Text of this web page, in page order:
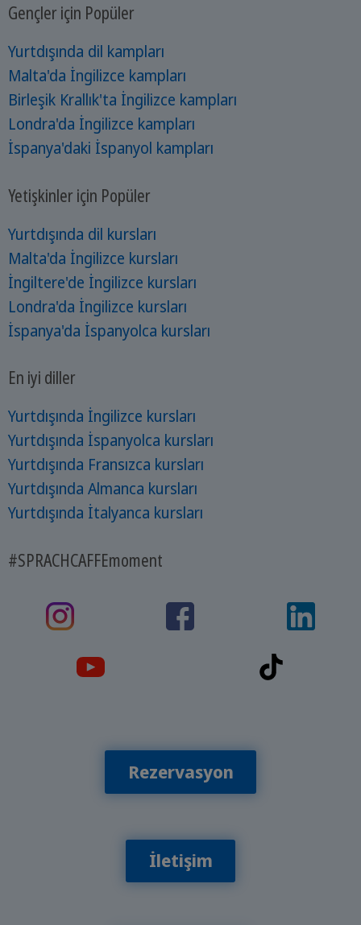
Gençler için Popüler
Yurtdışında dil kampları
Malta'da İngilizce kampları
Birleşik Krallık'ta İngilizce kampları
Londra'da İngilizce kampları
İspanya'daki İspanyol kampları
Yetişkinler için Popüler
Yurtdışında dil kursları
Malta'da İngilizce kursları
İngiltere'de İngilizce kursları
Londra'da İngilizce kursları
İspanya'da İspanyolca kursları
En iyi diller
Yurtdışında İngilizce kursları
Yurtdışında İspanyolca kursları
Yurtdışında Fransızca kursları
Yurtdışında Almanca kursları
Yurtdışında İtalyanca kursları
#SPRACHCAFFEmoment
Rezervasyon
İletişim